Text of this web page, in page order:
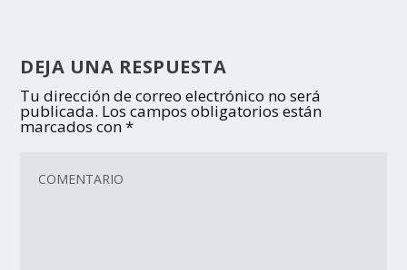
DEJA UNA RESPUESTA
Tu dirección de correo electrónico no será
publicada. Los campos obligatorios están
marcados con*